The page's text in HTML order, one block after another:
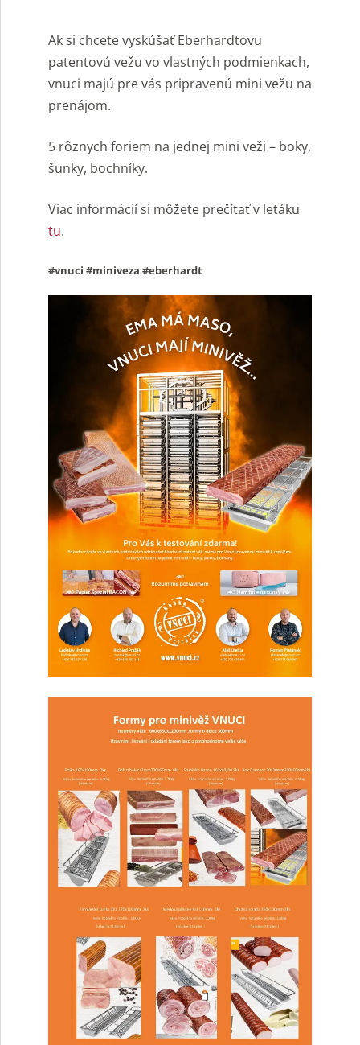
Ak si chcete vyskúšať Eberhardtovu
patentovú vežu vo vlastných podmienkach,
vnuci majú pre vás pripravenú mini vežu na
prenájom.
5 rôznych foriem na jednej mini veži – boky,
šunky, bochníky.
Viac informácií si môžete prečítať v letáku
tu.
#vnuci #miniveza #eberhardt